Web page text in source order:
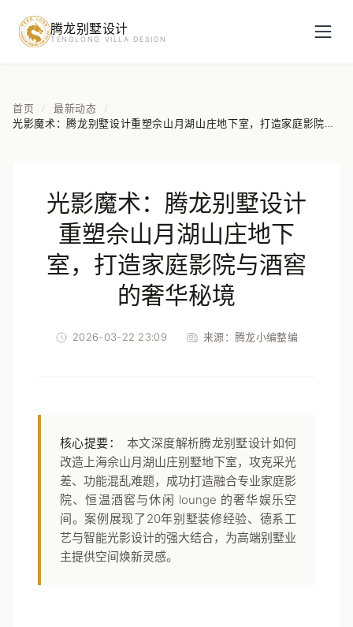
腾龙别墅设计
TENGLONG VILLA DESIGN
首页 / 最新动态 /
光影魔术：腾龙别墅设计重塑佘山月湖山庄地下室，打造家庭影院与
光影魔术：腾龙别墅设计
重塑佘山月湖山庄地下
室，打造家庭影院与酒窖
的奢华秘境
2026-03-22 23:09 来源： 腾龙小编整编
核心提要：
本文深度解析腾龙别墅设计如何
改造上海佘山月湖山庄别墅地下室，攻克采光
差、功能混乱难题，成功打造融合专业家庭影
院、恒温酒窖与休闲 lounge 的奢华娱乐空
间。案例展现了20年别墅装修经验、德系工
艺与智能光影设计的强大结合，为高端别墅业
主提供空间焕新灵感。
预约设计咨询
房屋面积（㎡）
立即预约